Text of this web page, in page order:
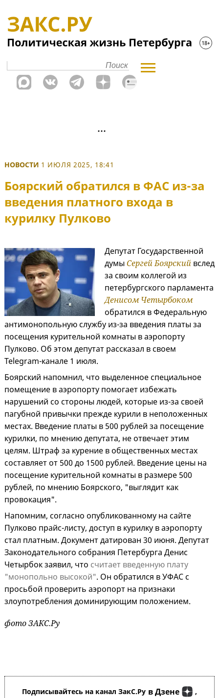
НОВОСТИ 1 ИЮЛЯ 2025, 18:41
Боярский обратился в ФАС из-за
введения платного входа в
курилку Пулково
Депутат Государственной
думыСергей Боярскийвслед
за своим коллегой из
петербургского парламента
Денисом Четырбоком
обратился в Федеральную
антимонопольную службу из-за введения платы за
посещения курительной комнаты в аэропорту
Пулково. Об этом депутат рассказал в своем
Telegram-канале 1 июля.
Боярский напомнил, что выделенное специальное
помещение в аэропорту помогает избежать
нарушений со стороны людей, которые из-за своей
пагубной привычки прежде курили в неположенных
местах. Введение платы в 500 рублей за посещение
курилки, по мнению депутата, не отвечает этим
целям. Штраф за курение в общественных местах
составляет от 500 до 1500 рублей. Введение цены на
посещение курительной комнаты в размере 500
рублей, по мнению Боярского, "выглядит как
провокация".
Напомним, согласно опубликованному на сайте
Пулково прайс-листу, доступ в курилку в аэропорту
стал платным. Документ датирован 30 июня. Депутат
Законодательного собрания Петербурга Денис
Четырбок заявил, что считает введенную плату
"монопольно высокой". Он обратился в УФАС с
просьбой проверить аэропорт на признаки
злоупотребления доминирующим положением.
фото ЗАКС.Ру
Подписывайтесь на канал ЗакС.Ру в Дзене ,